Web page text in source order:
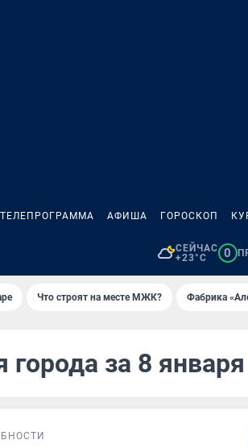
ТЕЛЕПРОГРАММА АФИША ГОРОСКОП
СЕЙЧАС
+23°C
0
Что строят на месте МЖК? Фабрика
за 8